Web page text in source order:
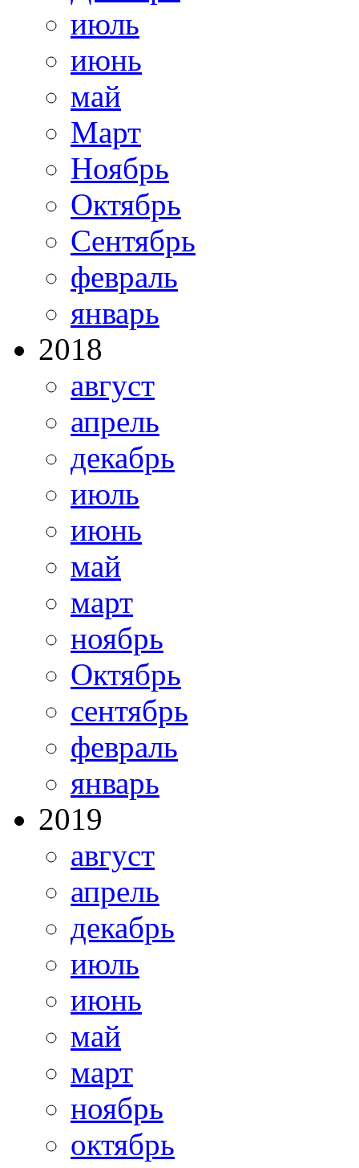
июль
июнь
май
Март
Ноябрь
Октябрь
Сентябрь
февраль
январь
2018
август
апрель
декабрь
июль
июнь
май
март
ноябрь
Октябрь
сентябрь
февраль
январь
2019
август
апрель
декабрь
июль
июнь
май
март
ноябрь
октябрь